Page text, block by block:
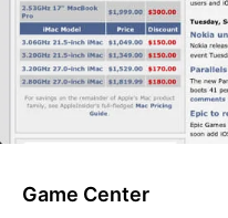
Game Center